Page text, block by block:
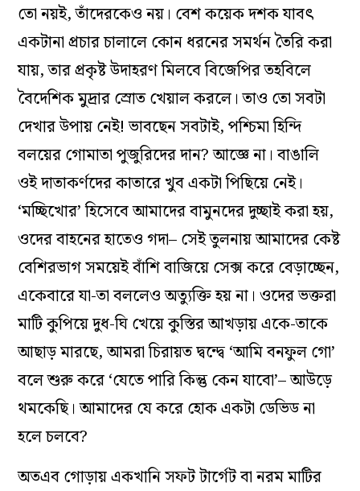
তো নয়ই, তাঁদেরকেও নয়। বেশ কয়েক দশক যাবৎ
একটানা প্রচার চালালে কোন ধরনের সমর্থন তৈরি করা
যায়, তার প্রকৃষ্ট উদাহরণ মিলবে বিজেপির তহবিলে
বৈদেশিক মুদ্রার স্রোত খেয়াল করলে। তাও তো সবটা
দেখার উপায় নেই! ভাবছেন সবটাই, পশ্চিমা হিন্দি
বলয়ের গোমাতা পুজুরিদের দান? আজ্ঞে না। বাঙালি
ওই দাতাকর্ণদের কাতারে খুব একটা পিছিয়ে নেই।
‘মচ্ছিখোর’ হিসেবে আমাদের বামুনদের দুচ্ছাই করা হয়,
ওদের বাহনের হাতেও গদা– সেই তুলনায় আমাদের কেষ্ট
বেশিরভাগ সময়েই বাঁশি বাজিয়ে সেক্স করে বেড়াচ্ছেন,
একেবারে যা-তা বললেও অত্যুক্তি হয় না। ওদের ভক্তরা
মাটি কুপিয়ে দুধ-ঘি খেয়ে কুস্তির আখড়ায় একে-তাকে
আছাড় মারছে, আমরা চিরায়ত দ্বন্দ্বে ‘আমি বনফুল গো’
বলে শুরু করে ‘যেতে পারি কিন্তু কেন যাবো’– আউড়ে
থমকেছি। আমাদের যে করে হোক একটা ডেভিড না
হলে চলবে?
অতএব গোড়ায় একখানি সফট টার্গেট বা নরম মাটির